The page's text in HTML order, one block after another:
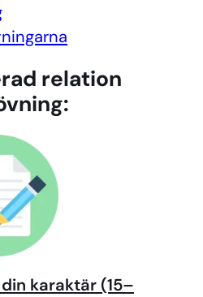
relation
din karaktär (15–